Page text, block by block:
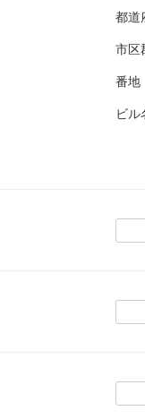
都道
市区
番地
ビル